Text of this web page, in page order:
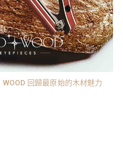
回歸最原始的木材魅力